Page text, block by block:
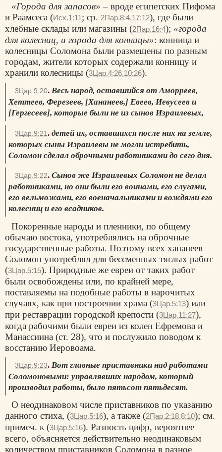
«Города для запасов» – вроде египетских Пифома
и Раамсеса (Исх.1:11; ср. 2Пар.8:4,17:12), где были
хлебные склады или магазины (2Пар.16:4); «города
для колесниц, и города для конницы»: конница и
колесницы Соломона были размещены по разным
городам, жители которых содержали конницу и
хранили колесницы (3Цар.4:26,10:26).
3Цар.9:20. Весь народ, оставшийся от Аморреев,
Хеттеев, Ферезеев, [Хананеев,] Евеев, Иевусеев и
[Гергесеев], которые были не из сынов Израилевых,
3Цар.9:21. детей их, оставшихся после них на земле,
которых сыны Израилевы не могли истребить,
Соломон сделал оброчными работниками до сего дня.
3Цар.9:22. Сынов же Израилевых Соломон не делал
работниками, но они были его воинами, его слугами,
его вельможами, его военачальниками и вождями его
колесниц и его всадников.
Покоренные народы и пленники, по общему
обычаю востока, употреблялись на оброчные
государственные работы. Поэтому всех хананеев
Соломон употреблял для бессменных тяглых работ
(3Цар.5:15). Природные же евреи от таких работ
были освобождены или, по крайней мере,
поставляемы на подобные работы в нарочитых
случаях, как при построении храма (3Цар.5:13) или
при реставрации городской крепости (3Цар.11:27),
когда рабочими были евреи из колен Ефремова и
Манассиина (ст. 28), что и послужило поводом к
восстанию Иеровоама.
3Цар.9:23. Вот главные приставники над работами
Соломоновыми: управлявших народом, который
производил работы, было пятьсот пятьдесят.
О неодинаковом числе приставников по указанию
данного стиха, (3Цар.5:16), а также (2Пар.2:18,8:10); см.
примеч. к (3Цар.5:16). Разность цифр, вероятнее
всего, объясняется действительно неодинаковым
количеством приставников Соломона в разное